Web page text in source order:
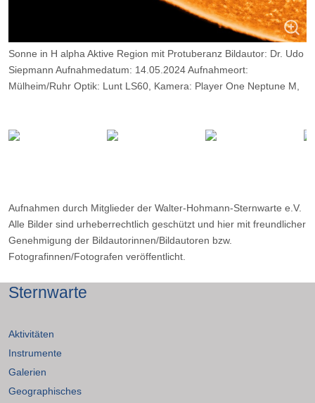
Sonne in H alpha Aktive Region mit Protuberanz Bildautor: Dr. Udo
Siepmann Aufnahmedatum: 14.05.2024 Aufnahmeort:
Mülheim/Ruhr Optik: Lunt LS60, Kamera: Player One Neptune M,
Aufnahmen durch Mitglieder der Walter-Hohmann-Sternwarte e.V.
Alle Bilder sind urheberrechtlich geschützt und hier mit freundlicher
Genehmigung der Bildautorinnen/Bildautoren bzw.
Fotografinnen/Fotografen veröffentlicht.
Sternwarte
Aktivitäten
Instrumente
Galerien
Geographisches